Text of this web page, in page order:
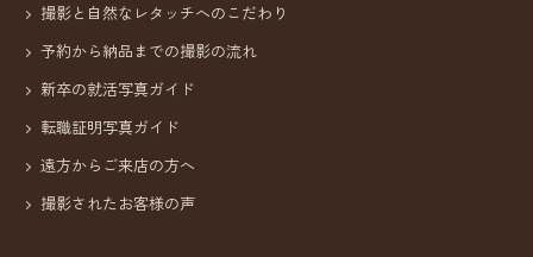
撮影と自然なレタッチへのこだわり
予約から納品までの撮影の流れ
新卒の就活写真ガイド
転職証明写真ガイド
遠方からご来店の方へ
撮影されたお客様の声